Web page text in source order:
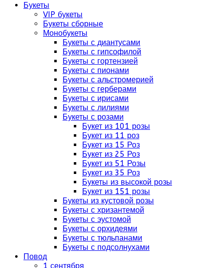
Букеты
VIP букеты
Букеты сборные
Монобукеты
Букеты с диантусами
Букеты с гипсофилой
Букеты с гортензией
Букеты с пионами
Букеты с альстромерией
Букеты с герберами
Букеты с ирисами
Букеты с лилиями
Букеты с розами
Букет из 101 розы
Букет из 11 роз
Букет из 15 Роз
Букет из 25 Роз
Букет из 51 Розы
Букет из 35 Роз
Букеты из высокой розы
Букет из 151 розы
Букеты из кустовой розы
Букеты с хризантемой
Букеты с эустомой
Букеты с орхидеями
Букеты с тюльпанами
Букеты с подсолнухами
Повод
1 сентября